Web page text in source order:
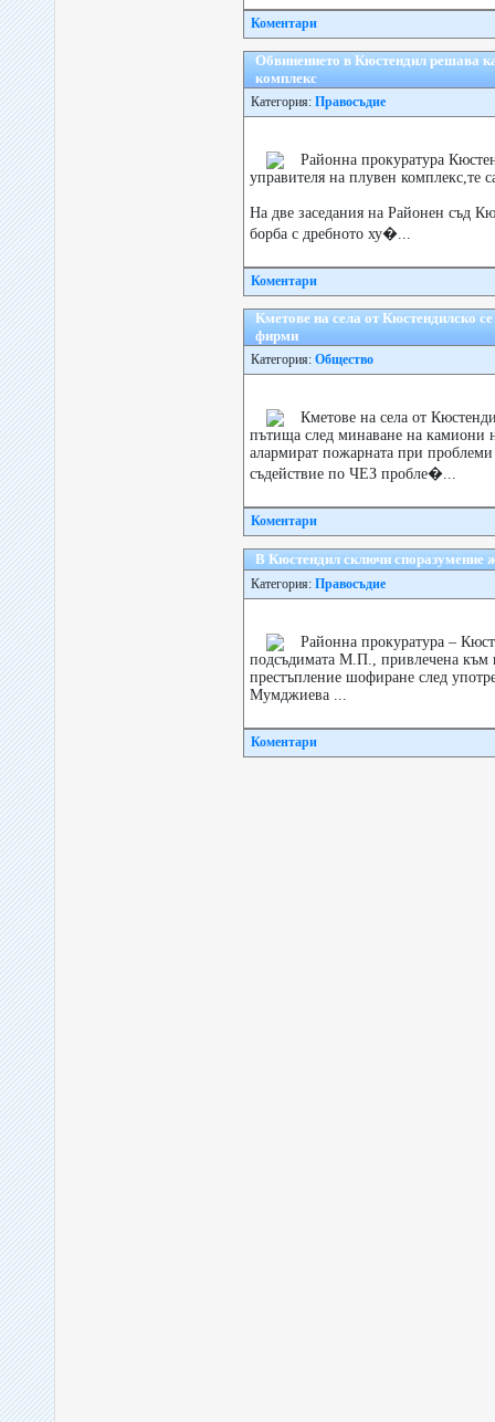
Коментари
Обвинението в Кюстендил решава
комплекс
Категория: Правосъдие
Районна прокуратура
управителя на плувен комплекс,те
На две заседания на Районен съд
борба с дребното ху�...
Коментари
Кметове на села от Кюстендилско
фирми
Категория: Общество
Кметове на села от
пътища след минаване на камиони
алармират пожарната при
съдействие по ЧЕЗ пробле�...
Коментари
В Кюстендил сключи споразумение
Категория: Правосъдие
Районна прокуратура –
подсъдимата М.П., привлечена към
престъпление шофиране след
Мумджиева ...
Коментари